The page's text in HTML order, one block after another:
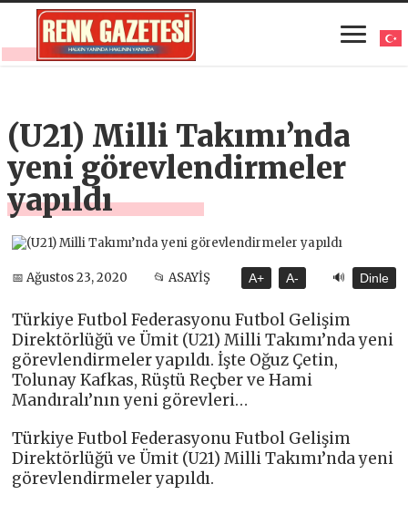
(U21) Milli Takımı’nda
yeni görevlendirmeler
yapıldı
📅 Ağustos 23, 2020 📂 ASAYİŞ A+ A- 🔊 Dinle
Türkiye Futbol Federasyonu Futbol Gelişim
Direktörlüğü ve Ümit (U21) Milli Takımı’nda yeni
görevlendirmeler yapıldı. İşte Oğuz Çetin,
Tolunay Kafkas, Rüştü Reçber ve Hami
Mandıralı’nın yeni görevleri…
Türkiye Futbol Federasyonu Futbol Gelişim
Direktörlüğü ve Ümit (U21) Milli Takımı’nda yeni
görevlendirmeler yapıldı.